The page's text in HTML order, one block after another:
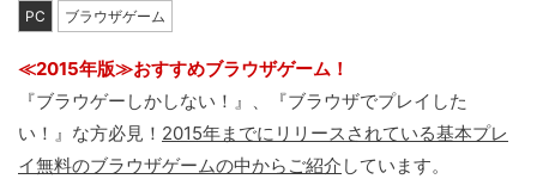
PC ブラウザゲーム
≪2015年版≫おすすめブラウザゲーム！
『ブラウゲーしかしない！』、『ブラウザでプレイした
い！』な方必見！ 2015年までにリリースされている基本プレ
イ無料のブラウザゲームの中からご紹介 しています。